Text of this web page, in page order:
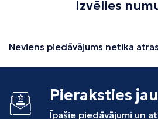
Izvēlies
Neviens piedāvājums netika
Pieraksties
Īpašie piedāvājumi un